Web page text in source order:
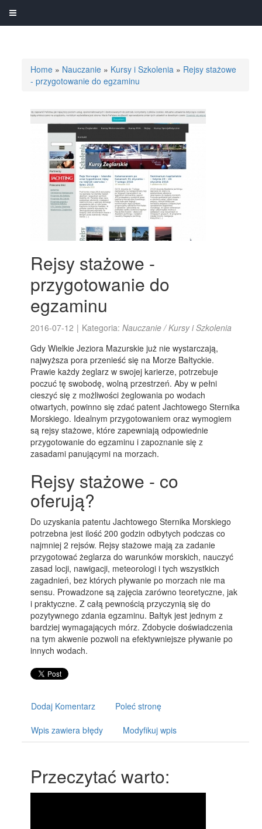
Home » Nauczanie » Kursy i Szkolenia » Rejsy stażowe
- przygotowanie do egzaminu
Rejsy stażowe -
przygotowanie do
egzaminu
2016-07-12 | Kategoria:Nauczanie / Kursy i Szkolenia
Gdy Wielkie Jeziora Mazurskie już nie wystarczają,
najwyższa pora przenieść się na Morze Bałtyckie.
Prawie każdy żeglarz w swojej karierze, potrzebuje
poczuć tę swobodę, wolną przestrzeń. Aby w pełni
cieszyć się z możliwości żeglowania po wodach
otwartych, powinno się zdać patent Jachtowego Sternika
Morskiego. Idealnym przygotowaniem oraz wymogiem
są rejsy stażowe, które zapewniają odpowiednie
przygotowanie do egzaminu i zapoznanie się z
zasadami panującymi na morzach.
Rejsy stażowe - co
oferują?
Do uzyskania patentu Jachtowego Sternika Morskiego
potrzebna jest ilość 200 godzin odbytych podczas co
najmniej 2 rejsów. Rejsy stażowe mają za zadanie
przygotować żeglarza do warunków morskich, nauczyć
zasad locji, nawigacji, meteorologi i tych wszystkich
zagadnień, bez których pływanie po morzach nie ma
sensu. Prowadzone są zajęcia zarówno teoretyczne, jak
i praktyczne. Z całą pewnością przyczynią się do
pozytywnego zdania egzaminu. Bałtyk jest jednym z
bardziej wymagających mórz. Zdobycie doświadczenia
na tym akwenie pozwoli na efektywniejsze pływanie po
innych wodach.
Dodaj Komentarz Poleć stronę
Wpis zawiera błędy Modyfikuj wpis
Przeczytać warto: